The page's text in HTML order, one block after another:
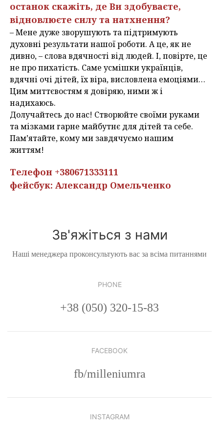
останок скажіть, де Ви здобуваєте,
відновлюєте силу та натхнення?
– Мене дуже зворушують та підтримують
духовні результати нашої роботи. А це, як не
дивно, – слова вдячності від людей. І, повірте, це
не про пихатість. Саме усмішки українців,
вдячні очі дітей, їх віра, висловлена емоціями…
Цим миттєвостям я довіряю, ними ж і
надихаюсь.
Долучайтесь до нас! Створюйте своїми руками
та мізками гарне майбутнє для дітей та себе.
Пам’ятайте, кому ми завдячуємо нашим
життям!
Телефон +380671333111
фейсбук: Александр Омельченко
Зв'яжіться з нами
Наші менеджера проконсультують вас за всіма питаннями
PHONE
+38 (050) 320-15-83
FACEBOOK
fb/milleniumra
INSTAGRAM